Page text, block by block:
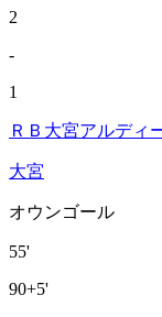
2
-
1
ＲＢ大宮アルディ
大宮
オウンゴール
55'
90+5'